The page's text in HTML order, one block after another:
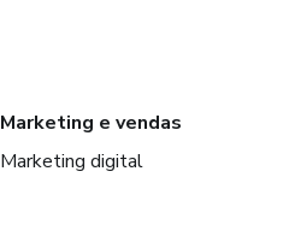
Marketing e vendas
Marketing digital